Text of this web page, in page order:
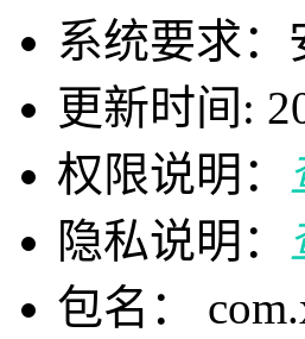
系统要求：
更新时间:
权限说明：
隐私说明：
包名：